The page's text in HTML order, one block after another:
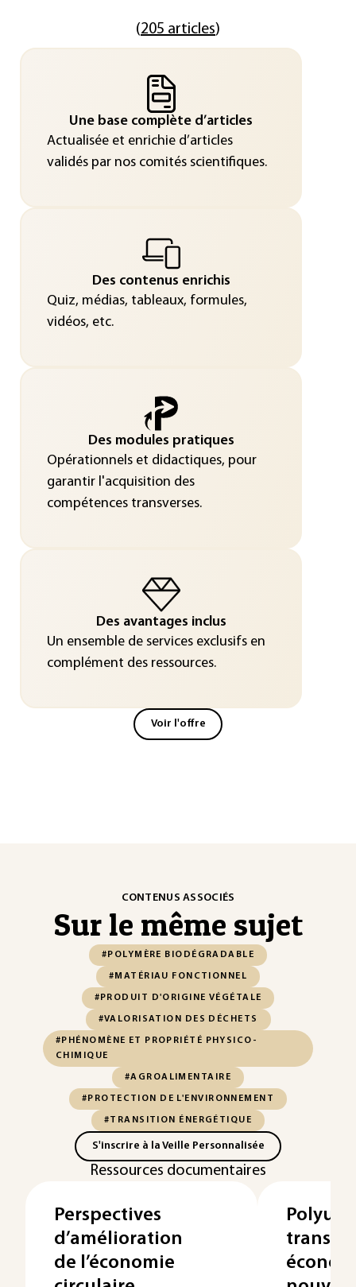
(205 articles)
Une base complète d’articles
Actualisée et enrichie d’articles
validés par nos comités scientifiques.
Des contenus enrichis
Quiz, médias, tableaux, formules,
vidéos, etc.
Des modules pratiques
Opérationnels et didactiques, pour
garantir l'acquisition des
compétences transverses.
Des avantages inclus
Un ensemble de services exclusifs en
complément des ressources.
Voir l'offre
CONTENUS ASSOCIÉS
Sur le même sujet
#POLYMÈRE BIODÉGRADABLE
#MATÉRIAU FONCTIONNEL
#PRODUIT D'ORIGINE VÉGÉTALE
#VALORISATION DES DÉCHETS
#PHÉNOMÈNE ET PROPRIÉTÉ PHYSICO-
CHIMIQUE
#AGROALIMENTAIRE
#PROTECTION DE L'ENVIRONNEMENT
#TRANSITION ÉNERGÉTIQUE
S'inscrire à la Veille Personnalisée
Ressources documentaires
Perspectives
d’amélioration
de l’économie